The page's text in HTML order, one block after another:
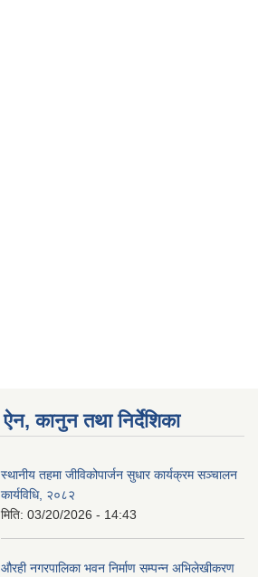
ऐन, कानुन तथा निर्देशिका
स्थानीय तहमा जीविकोपार्जन सुधार कार्यक्रम सञ्चालन
कार्यविधि, २०८२
मिति: 03/20/2026 - 14:43
औरही नगरपालिका भवन निर्माण सम्पन्न अभिलेखीकरण